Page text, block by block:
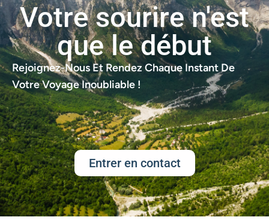
Votre sourire n'est
que le début
Rejoignez-Nous Et Rendez Chaque Instant De
Votre Voyage Inoubliable !
Entrer en contact